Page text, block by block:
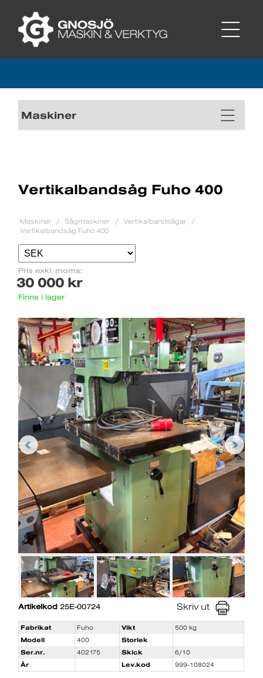
Maskiner
Vertikalbandsåg Fuho 400
Maskiner Sågmaskiner
Vertikalbandsågar
Vertikalbandsåg Fuho 400
Pris exkl. moms:
30 000 kr
Finns i lager
Artikelkod 25E-00724 Skriv ut
Fabrikat Fuho Vikt
500 kg
Modell
400
Storlek
Ser.nr.
402175 Skick
6/10
År
Lev.kod 999-108024